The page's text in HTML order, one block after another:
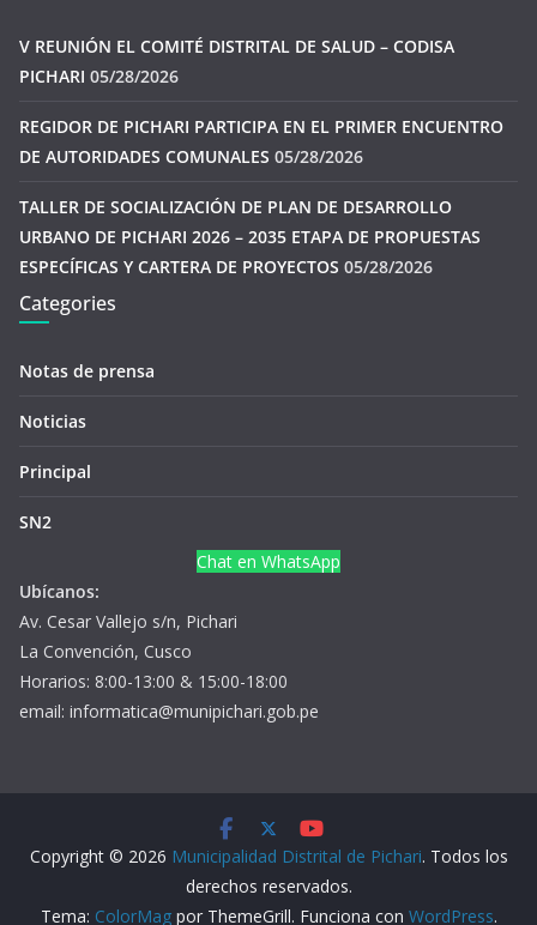
V REUNIÓN EL COMITÉ DISTRITAL DE SALUD – CODISA
PICHARI 05/28/2026
REGIDOR DE PICHARI PARTICIPA EN EL PRIMER ENCUENTRO
DE AUTORIDADES COMUNALES 05/28/2026
TALLER DE SOCIALIZACIÓN DE PLAN DE DESARROLLO
URBANO DE PICHARI 2026 – 2035 ETAPA DE PROPUESTAS
ESPECÍFICAS Y CARTERA DE PROYECTOS 05/28/2026
Categories
Notas de prensa
Noticias
Principal
SN2
Chat en WhatsApp
Ubícanos:
Av. Cesar Vallejo s/n, Pichari
La Convención, Cusco
Horarios: 8:00-13:00 & 15:00-18:00
email: informatica@munipichari.gob.pe
Copyright © 2026 Municipalidad Distrital de Pichari. Todos los
derechos reservados.
Tema: ColorMagpor ThemeGrill. Funciona con WordPress.